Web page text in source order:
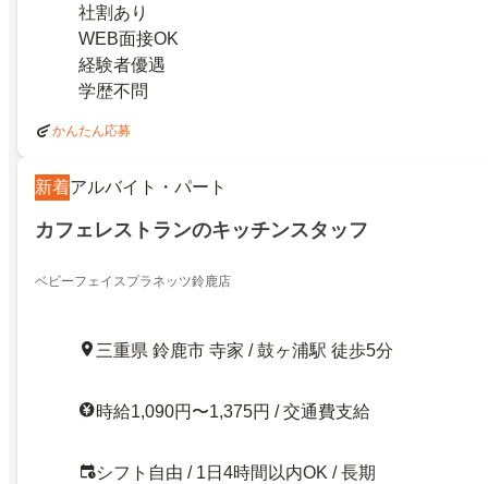
社割あり
WEB面接OK
経験者優遇
学歴不問
かんたん応募
新着アルバイト・パート
カフェレストランのキッチンスタッフ
ベビーフェイスプラネッツ鈴鹿店
三重県 鈴鹿市 寺家 / 鼓ヶ浦駅 徒歩5分
時給1,090円〜1,375円 / 交通費支給
シフト自由 / 1日4時間以内OK / 長期